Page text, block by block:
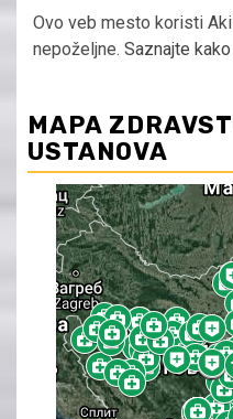
Ovo veb mesto koristi
nepoželjne. Saznajte
MAPA
USTANOVA